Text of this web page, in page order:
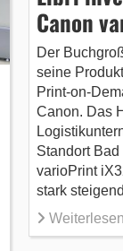
Canon
Der
seine
Print-on-
Canon. Das
Standort
varioPrint
stark
Weiterlesen